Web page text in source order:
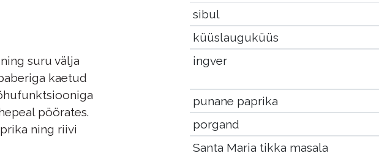
suru välja
kaetud
pöörates.
ning riivi
sibul
küüslauguküüs
ingver
punane paprika
porgand
Santa Maria tikka masala